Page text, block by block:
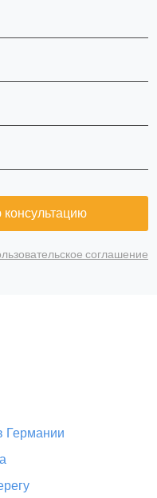
соглашение
Германии